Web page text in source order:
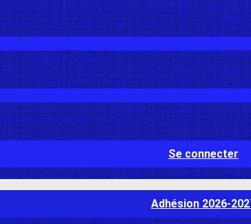
Se connecter
Adhésion 2026-